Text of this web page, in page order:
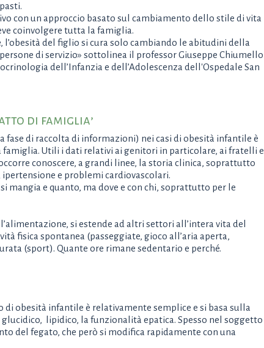
con un approccio basato sul cambiamento dello stile di vita
coinvolgere tutta la famiglia.
del figlio si cura solo cambiando le abitudini della
di servizio» sottolinea il professor Giuseppe Chiumello
dell’Infanzia e dell’Adolescenza dell'Ospedale San
di famiglia’
fase di raccolta di informazioni) nei casi di obesità infantile è
famiglia. Utili i dati relativi ai genitori in particolare, ai fratelli e
conoscere, a grandi linee, la storia clinica, soprattutto
e problemi cardiovascolari.
mangia e quanto, ma dove e con chi, soprattutto per le
si estende ad altri settori all’intera vita del
fisica spontanea (passeggiate, gioco all’aria aperta,
(sport). Quante ore rimane sedentario e perché.
di obesità infantile è relativamente semplice e si basa sulla
lipidico, la funzionalità epatica. Spesso nel soggetto
del fegato, che però si modifica rapidamente con una